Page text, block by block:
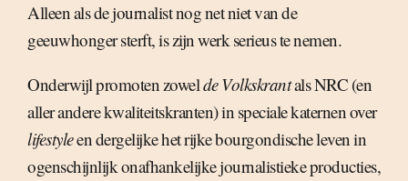
Alleen als de journalist nog net niet van de
geeuwhonger sterft, is zijn werk serieus te nemen.
Onderwijl promoten zowelde Volkskrantals NRC (en
aller andere kwaliteitskranten) in speciale katernen over
lifestyleen dergelijke het rijke bourgondische leven in
ogenschijnlijk onafhankelijke journalistieke producties,